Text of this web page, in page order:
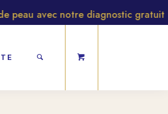
avec notre diagnostic gratuit